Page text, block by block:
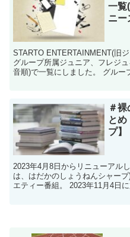
一覧
ニー
STARTO ENTERTAINMENT(旧
グループ所属ジュニア、フレジ
音順)で一覧にしました。 グルー
＃
とめ
プ】
2023年4月8日からリニューアル
は、はだかのしょうねんシャー
エティー番組。 2023年11月4日